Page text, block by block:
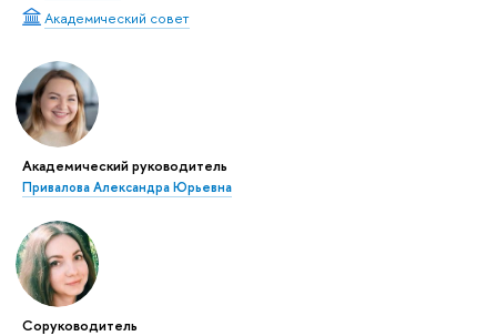
Академический совет
Академический руководитель
Привалова Александра Юрьевна
Соруководитель